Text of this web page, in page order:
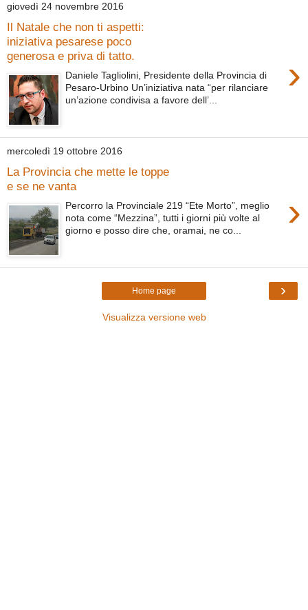
giovedì 24 novembre 2016
Il Natale che non ti aspetti:
iniziativa pesarese poco
generosa e priva di tatto.
›
Daniele Tagliolini, Presidente della Provincia di
Pesaro-Urbino Un’iniziativa nata “per rilanciare
un’azione condivisa a favore dell’...
mercoledì 19 ottobre 2016
La Provincia che mette le toppe
e se ne vanta
›
Percorro la Provinciale 219 “Ete Morto”, meglio
nota come “Mezzina”, tutti i giorni più volte al
giorno e posso dire che, oramai, ne co...
›
Home page
Visualizza versione web